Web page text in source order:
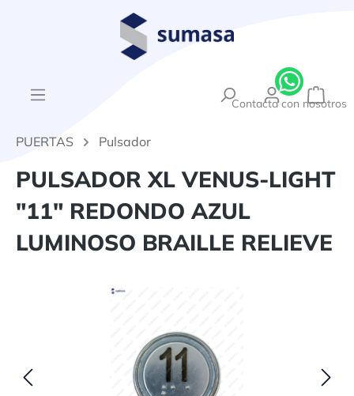
PUERTAS Pulsador
PULSADOR XL VENUS-LIGHT
"11" REDONDO AZUL
LUMINOSO BRAILLE RELIEVE
Omitir galería de imágenes
Contacta con nosotros